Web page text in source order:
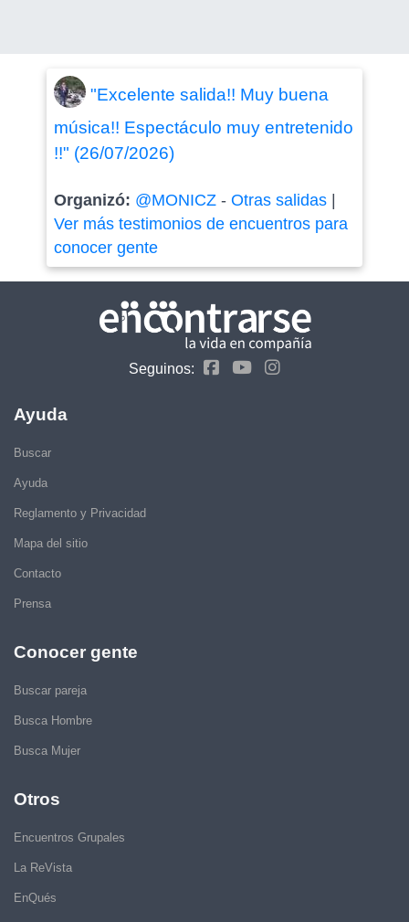
"Excelente salida!! Muy buena
música!! Espectáculo muy entretenido
!!" (26/07/2026)
Organizó: @MONICZ- Otras salidas|
Ver más testimonios de encuentros para
conocer gente
Seguinos:
Ayuda
Buscar
Ayuda
Reglamento y Privacidad
Mapa del sitio
Contacto
Prensa
Conocer gente
Buscar pareja
Busca Hombre
Busca Mujer
Otros
Encuentros Grupales
La ReVista
EnQués